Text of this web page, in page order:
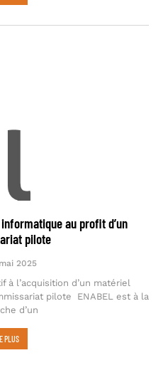
au profit d’un
pilote
2025
à l’acquisition d’un matériel
pilote ENABEL est à la
d’un
PLUS